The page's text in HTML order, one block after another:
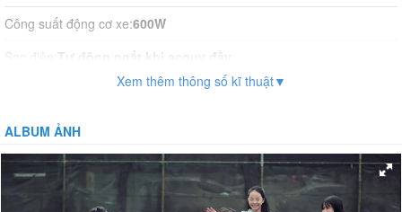
Công suất động cơ xe:600W
Sạc điện: Tự động ngắt khi acquy đầy
8 tiếng
Vận hành: Tự động hoàn toàn
Hệ thống phanh:Phanh đĩa trước, phanh cơ sau
Giảm xóc:Có
Xem thêm thông số kĩ thuật▼
ALBUM ẢNH